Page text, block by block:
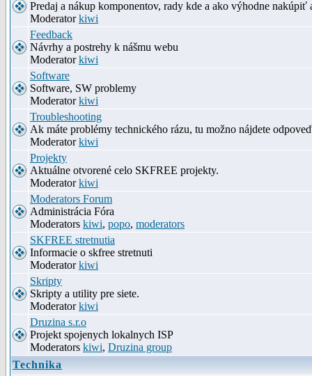
Predaj a nákup komponentov, rady kde a ako výhodne nakúpiť
Moderatorkiwi
Feedback
Návrhy a postrehy k nášmu webu
Moderatorkiwi
Software
Software, SW problemy
Moderatorkiwi
Troubleshooting
Ak máte problémy technického rázu, tu možno nájdete odpoveď
Moderatorkiwi
Projekty
Aktuálne otvorené celo SKFREE projekty.
Moderatorkiwi
Moderators Forum
Administrácia Fóra
Moderators kiwi, popo, moderators
SKFREE stretnutia
Informacie o skfree stretnuti
Moderatorkiwi
Skripty
Skripty a utility pre siete.
Moderatorkiwi
Druzina s.r.o
Projekt spojenych lokalnych ISP
Moderators kiwi, Druzina group
Technika